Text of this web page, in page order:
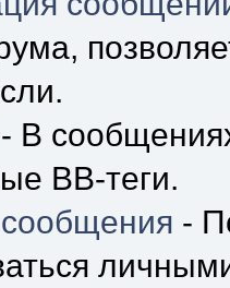
- В
BB-теги.
-